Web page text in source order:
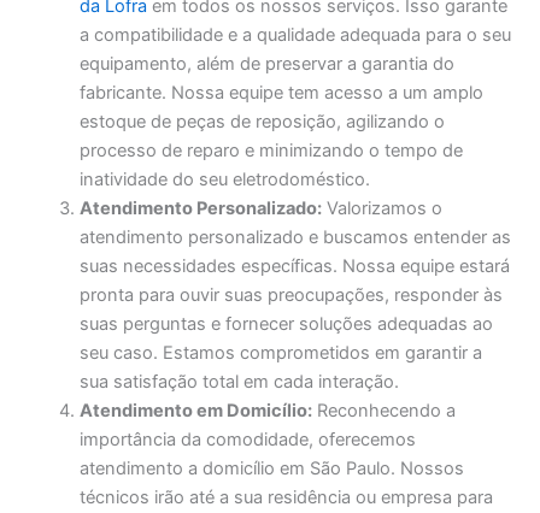
da Lofra em todos os nossos serviços. Isso garante
a compatibilidade e a qualidade adequada para o seu
equipamento, além de preservar a garantia do
fabricante. Nossa equipe tem acesso a um amplo
estoque de peças de reposição, agilizando o
processo de reparo e minimizando o tempo de
inatividade do seu eletrodoméstico.
Atendimento Personalizado: Valorizamos o
atendimento personalizado e buscamos entender as
suas necessidades específicas. Nossa equipe estará
pronta para ouvir suas preocupações, responder às
suas perguntas e fornecer soluções adequadas ao
seu caso. Estamos comprometidos em garantir a
sua satisfação total em cada interação.
Atendimento em Domicílio: Reconhecendo a
importância da comodidade, oferecemos
atendimento a domicílio em São Paulo. Nossos
técnicos irão até a sua residência ou empresa para